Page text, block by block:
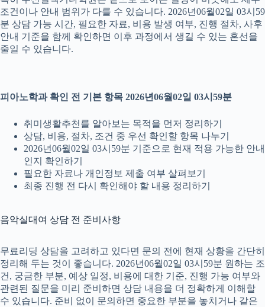
조건이나 안내 범위가 다를 수 있습니다. 2026년06월02일 03시59
분 상담 가능 시간, 필요한 자료, 비용 발생 여부, 진행 절차, 사후
안내 기준을 함께 확인하면 이후 과정에서 생길 수 있는 혼선을
줄일 수 있습니다.
피아노학과 확인 전 기본 항목 2026년06월02일 03시59분
취미생활추천를 알아보는 목적을 먼저 정리하기
상담, 비용, 절차, 조건 중 우선 확인할 항목 나누기
2026년06월02일 03시59분 기준으로 현재 적용 가능한 안내
인지 확인하기
필요한 자료나 개인정보 제출 여부 살펴보기
최종 진행 전 다시 확인해야 할 내용 정리하기
음악실대여 상담 전 준비사항
무료리딩 상담을 고려하고 있다면 문의 전에 현재 상황을 간단히
정리해 두는 것이 좋습니다. 2026년06월02일 03시59분 원하는 조
건, 궁금한 부분, 예상 일정, 비용에 대한 기준, 진행 가능 여부와
관련된 질문을 미리 준비하면 상담 내용을 더 정확하게 이해할
수 있습니다. 준비 없이 문의하면 중요한 부분을 놓치거나 같은